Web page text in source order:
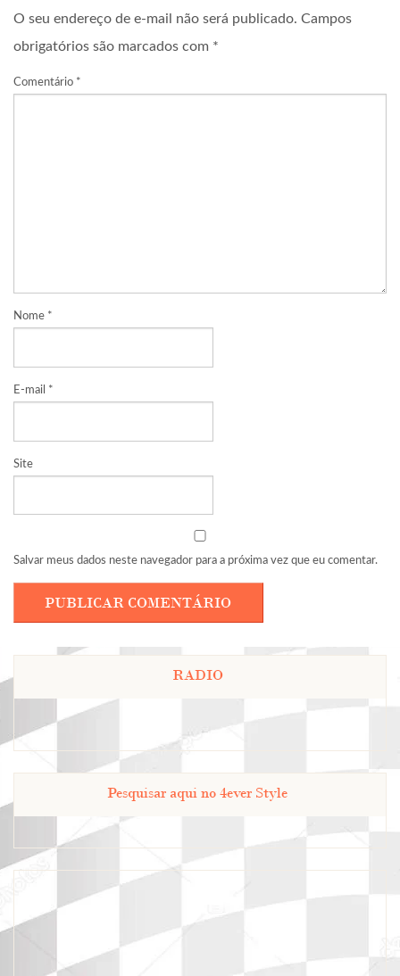
O seu endereço de e-mail não será publicado. Campos
obrigatórios são marcados com *
Comentário *
Nome *
E-mail *
Site
Salvar meus dados neste navegador para a próxima vez que eu comentar.
RADIO
Pesquisar aqui no 4ever Style